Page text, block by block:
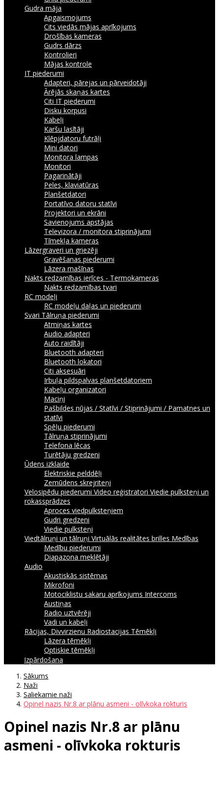
Gudra māja
Apgaismojums
Cits viedās mājas aprīkojums
Drošības kameras
Gudrs dārzs
Kontrolieri
Mājas kontrole
IT piederumi
Adapteri, pārejas un pārveidotāji
Ārējās skaņas kartes
Citi IT piederumi
Disku korpusi
Kabeļi
Karšu lasītāji
Klēpjdatoru futrāļi
Mini datori
Monitora lampas
Monitori
Pagarinātāji
Peles, klaviatūras
Planšetdatori
Portatīvo datoru statīvi
Projektori un ekrāni
Savienojums apstājas
Televizora / monitora stiprinājumi
Tīmekļa kameras
Lāzergraveri un griezēji
Gravēšanas piederumi
Lāzera mašīnas
Nakts redzamības ierīces - Termokameras
Nakts redzamības tvari
RC modeļi
RC modeļu daļas un piederumi
Svari Tālruņa piederumi
Atmiņas kartes
Audio adapteri
Auto raidītāji
Bluetooth adapteri
Bluetooth lokatori
Citi aksesuāri
Irbuļa pildspalvas planšetdatoriem
Kabeļu organizatori
Maciņi
Pašbildes nūjas / Statīvi / Stiprinājumi / Pamatnes un
statīvi
Spēļu piederumi
Tālruņa stiprinājumi
Telefona lēcas
Turētāju gredzeni
Ūdens izklaide
Elektriskie pelddēļi
Zemūdens skrejriteņi
Velosipēdu piederumi Video reģistratori Viedie pulksteņi un
rokassprādzes
Aproces viedpulksteņiem
Gudri gredzeni
Viedie pulksteņi
Viedtālruņi un tālruņi Virtuālās realitātes brilles Medības
Medību piederumi
Diapazona meklētāji
Audio
Akustiskās sistēmas
Mikrofoni
Motociklistu sakaru aprīkojums Intercoms
Austiņas
Radio uztvērēji
Vadi un kabeļi
Rācijas, Divvirzienu Radiostacijas Tēmēkļi
Lāzera tēmēkļi
Optiskie tēmēkļi
Izpārdošana
Sākums
Naži
Saliekamie naži
Opinel nazis Nr.8 ar plānu asmeni - olīvkoka rokturis
Opinel nazis Nr.8 ar plānu
asmeni - olīvkoka rokturis